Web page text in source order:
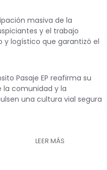
masiva de la
y el trabajo
y logístico que garantizó el
Pasaje EP reafirma su
comunidad y la
una cultura vial segura
LEER MÁS